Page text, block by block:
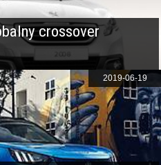
crossover
2019-06-19